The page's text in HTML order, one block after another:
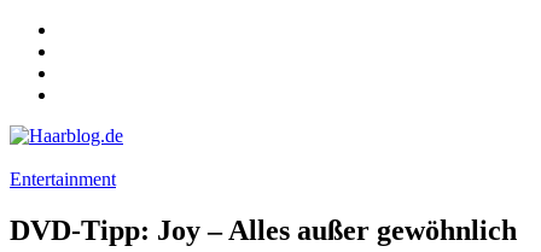
Haarblog.de
Haarpflege | Haarstyling | Beauty | Entertainment
Entertainment
DVD-Tipp: Joy – Alles außer gewöhnlich